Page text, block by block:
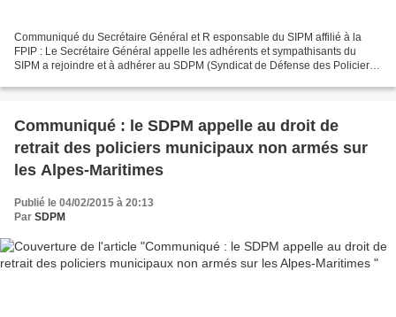
Communiqué du Secrétaire Général et R esponsable du SIPM affilié à la
FPIP : Le Secrétaire Général appelle les adhérents et sympathisants du
SIPM a rejoindre et à adhérer au SDPM (Syndicat de Défense des Policiers
Communiqué : le SDPM appelle au droit de
retrait des policiers municipaux non armés sur
les Alpes-Maritimes
Publié le 04/02/2015 à 20:13
Par SDPM